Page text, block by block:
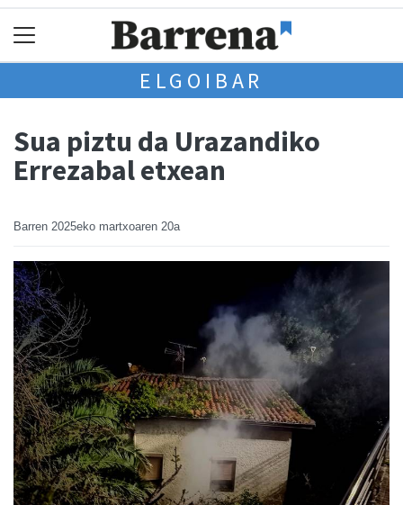
ELGOIBAR
Sua piztu da Urazandiko
Errezabal etxean
Barren 2025eko martxoaren 20a